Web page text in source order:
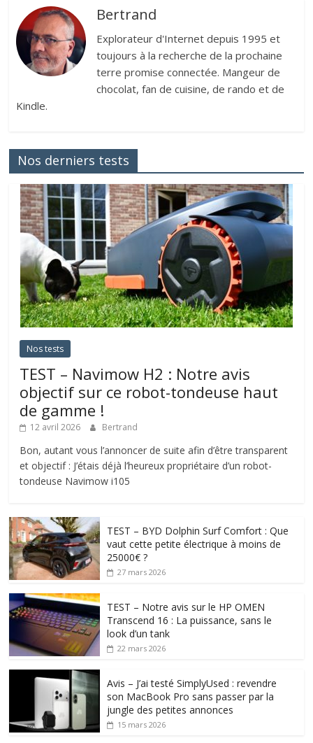
Bertrand
Explorateur d'Internet depuis 1995 et
toujours à la recherche de la prochaine
terre promise connectée. Mangeur de
chocolat, fan de cuisine, de rando et de
Kindle.
Nos derniers tests
Nos tests
TEST – Navimow H2 : Notre avis
objectif sur ce robot-tondeuse haut
de gamme !
12 avril 2026 Bertrand
Bon, autant vous l’annoncer de suite afin d’être transparent
et objectif : J’étais déjà l’heureux propriétaire d’un robot-
tondeuse Navimow i105
TEST – BYD Dolphin Surf Comfort : Que
vaut cette petite électrique à moins de
25000€ ?
27 mars 2026
TEST – Notre avis sur le HP OMEN
Transcend 16 : La puissance, sans le
look d’un tank
22 mars 2026
Avis – J’ai testé SimplyUsed : revendre
son MacBook Pro sans passer par la
jungle des petites annonces
15 mars 2026